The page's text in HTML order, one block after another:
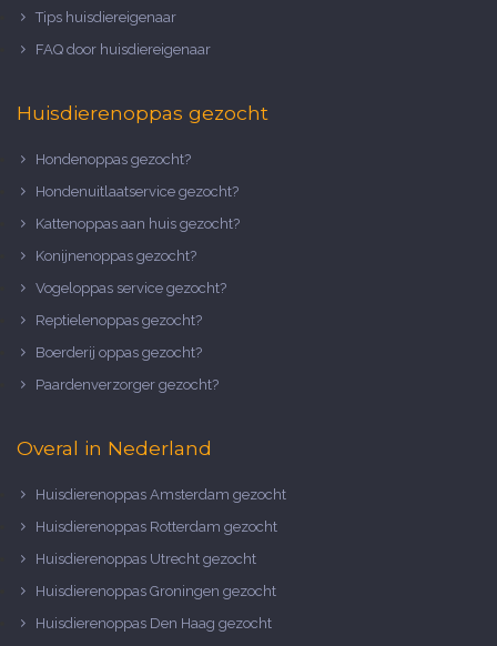
Tips huisdiereigenaar
FAQ door huisdiereigenaar
Huisdierenoppas gezocht
Hondenoppas gezocht?
Hondenuitlaatservice gezocht?
Kattenoppas aan huis gezocht?
Konijnenoppas gezocht?
Vogeloppas service gezocht?
Reptielenoppas gezocht?
Boerderij oppas gezocht?
Paardenverzorger gezocht?
Overal in Nederland
Huisdierenoppas Amsterdam gezocht
Huisdierenoppas Rotterdam gezocht
Huisdierenoppas Utrecht gezocht
Huisdierenoppas Groningen gezocht
Huisdierenoppas Den Haag gezocht